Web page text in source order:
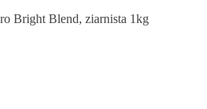
Bright Blend, ziarnista 1kg